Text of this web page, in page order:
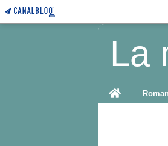
La
Home